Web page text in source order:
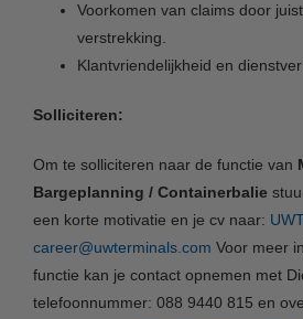
Voorkomen van claims door
verstrekking.
Klantvriendelijkheid en
Solliciteren:
Om te solliciteren naar de functie van
Bargeplanning / Containerbalie
een korte motivatie en je cv naar:
career@uwterminals.com Voor meer
functie kan je contact opnemen met
telefoonnummer: 088 9440 815 en